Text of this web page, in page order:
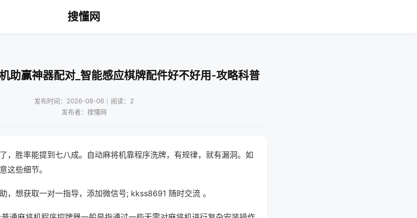
搜懂网
助赢神器配对_智能感应棋牌配件好不好用-攻略科普
发布时间：2026-08-06｜阅读：2
发布者：搜懂网
，胜率能提到七八成。自动麻将机靠程序洗牌，有规律，就有漏洞。如
这些细节。
，想获取一对一指导，添加微信号; kkss8691 随时交流 。